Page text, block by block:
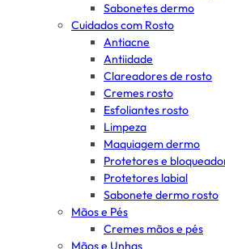
Sabonetes dermo
Cuidados com Rosto
Antiacne
Antiidade
Clareadores de rosto
Cremes rosto
Esfoliantes rosto
Limpeza
Maquiagem dermo
Protetores e
Protetores labial
Sabonete dermo rosto
Mãos e Pés
Cremes mãos e pés
Mãos e Unhas